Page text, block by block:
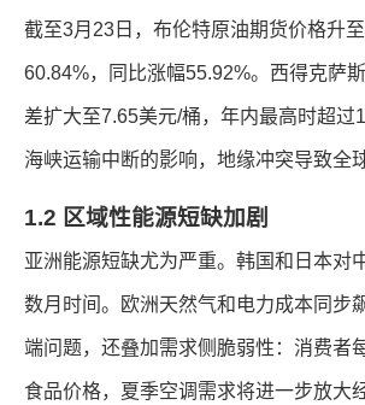
截至3月23日，布伦特原油期货价格升
60.84%，同比涨幅55.92%。西得克萨
差扩大至7.65美元/桶，年内最高时超
海峡运输中断的影响，地缘冲突导致全
1.2 区域性能源短缺加剧
亚洲能源短缺尤为严重。韩国和日本对
数月时间。欧洲天然气和电力成本同步
端问题，还叠加需求侧脆弱性：消费者
食品价格，夏季空调需求将进一步放大